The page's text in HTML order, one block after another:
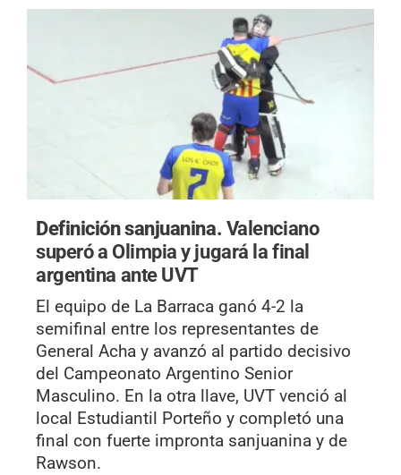
Definición sanjuanina. Valenciano
superó a Olimpia y jugará la final
argentina ante UVT
El equipo de La Barraca ganó 4-2 la
semifinal entre los representantes de
General Acha y avanzó al partido decisivo
del Campeonato Argentino Senior
Masculino. En la otra llave, UVT venció al
local Estudiantil Porteño y completó una
final con fuerte impronta sanjuanina y de
Rawson.